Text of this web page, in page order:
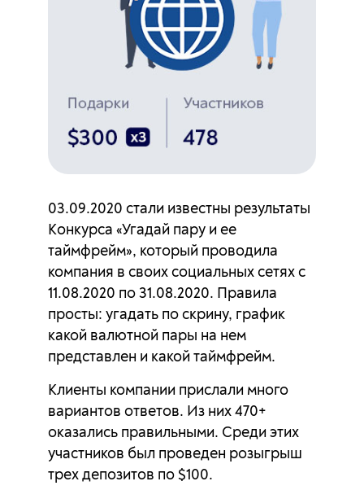
03.09.2020 стали известны результаты
Конкурса «Угадай пару и ее
таймфрейм», который проводила
компания в своих социальных сетях с
11.08.2020 по 31.08.2020. Правила
просты: угадать по скрину, график
какой валютной пары на нем
представлен и какой таймфрейм.
Клиенты компании прислали много
вариантов ответов. Из них 470+
оказались правильными. Среди этих
участников был проведен розыгрыш
трех депозитов по $100.